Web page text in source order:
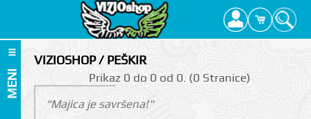
MENI
VIZIOSHOP / PEŠKIR
Prikаz 0 do 0 оd 0. (0 Strаnicе)
"Majica je savršena!"